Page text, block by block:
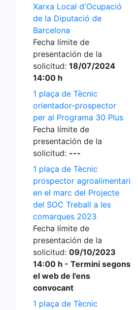
Xarxa Local d'Ocupació
de la Diputació de
Barcelona
Fecha límite de
presentación de la
solicitud: 18/07/2024
14:00 h
1 plaça de Tècnic
orientador-prospector
per al Programa 30 Plus
Fecha límite de
presentación de la
solicitud: ---
1 plaça de Tècnic
prospector agroalimentari
en el marc del Projecte
del SOC Treball a les
comarques 2023
Fecha límite de
presentación de la
solicitud: 09/10/2023
14:00 h - Termini segons
el web de l'ens
convocant
1 plaça de Tècnic